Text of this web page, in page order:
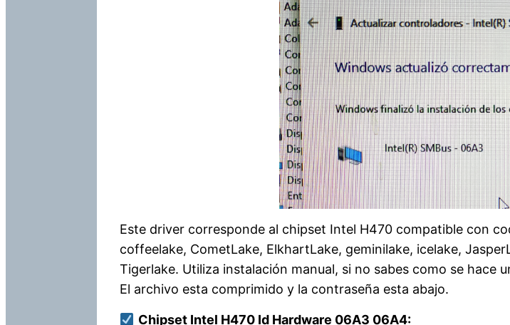
Este driver corresponde al chipset Intel H470 compatible con
coffeelake, CometLake, ElkhartLake, geminilake, icelake,
Tigerlake. Utiliza instalación manual, si no sabes como se hace
El archivo esta comprimido y la contraseña esta abajo.
Chipset Intel H470 Id Hardware 06A3 06A4: